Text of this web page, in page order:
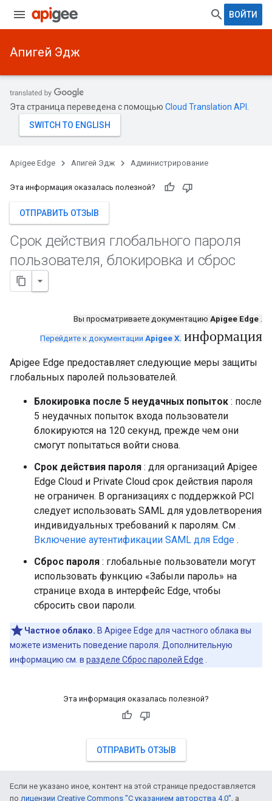
ВОЙТИ
Апигей Эдж
Эта страница переведена с помощью Cloud Translation API
Apigee Edge Апигей Эдж Администрирование
Эта информация оказалась полезной?
ОТПРАВИТЬ ОТЗЫВ
Срок действия глобального пароля
пользователя, блокировка и сброс
Вы просматриваете документацию Apigee Edge .
Перейдите к документации Apigee X. информация
Apigee Edge предоставляет следующие меры защиты
глобальных паролей пользователей.
Блокировка после 5 неудачных попыток : после
5 неудачных попыток входа пользователи
блокируются на 120 секунд, прежде чем они
смогут попытаться войти снова.
Срок действия пароля : для организаций Apigee
Edge Cloud и Private Cloud срок действия пароля
не ограничен. В организациях с поддержкой PCI
следует использовать SAML для удовлетворения
индивидуальных требований к паролям. См .
Включение аутентификации SAML для Edge .
Сброс пароля : глобальные пользователи могут
использовать функцию «Забыли пароль» на
странице входа в интерфейс Edge, чтобы
сбросить свои пароли.
Частное облако. В Apigee Edge для частного облака вы
можете изменить поведение пароля. Дополнительную
информацию см. в разделе Сброс паролей Edge
Эта информация оказалась полезной?
ОТПРАВИТЬ ОТЗЫВ
Если не указано иное, контент на этой странице предоставляется
по лицензии Creative Commons "С указанием авторства 4.0", а